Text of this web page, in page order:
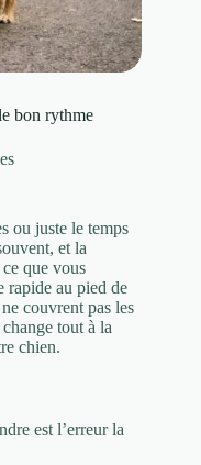
bon rythme
ou juste le temps
et la
que vous
rapide au pied de
couvrent pas les
tout à la
chien.
est l’erreur la